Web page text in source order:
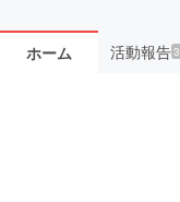
ホーム 活動報告3